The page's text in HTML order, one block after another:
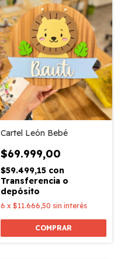
Cartel León Bebé
$69.999,00
$59.499,15 con
Transferencia o
depósito
6 x $11.666,50 sin interés
COMPRAR